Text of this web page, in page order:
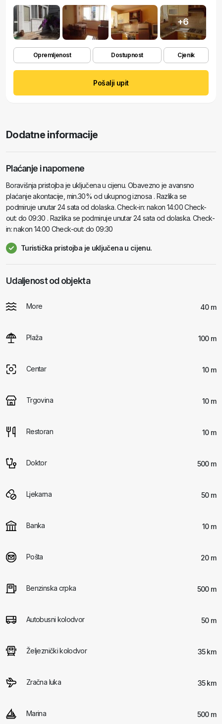
+6
Opremljenost Dostupnost Cjenik
Pošalji upit
Dodatne informacije
Plaćanje i napomene
Boravišnja pristojba je uključena u cijenu. Obavezno je avansno
plaćanje akontacije, min.30% od ukupnog iznosa . Razlika se
podmiruje unutar 24 sata od dolaska. Check-in: nakon 14:00 Check-
out: do 09:30 . Razlika se podmiruje unutar 24 sata od dolaska. Check-
in: nakon 14:00 Check-out: do 09:30
Turistička pristojba je uključena u cijenu.
Udaljenost od objekta
More 40 m
Plaža 100 m
Centar 10 m
Trgovina 10 m
Restoran 10 m
Doktor 500 m
Ljekarna 50 m
Banka 10 m
Pošta 20 m
Benzinska crpka 500 m
Autobusni kolodvor 50 m
Željeznički kolodvor 35 km
Zračna luka 35 km
Marina 500 m